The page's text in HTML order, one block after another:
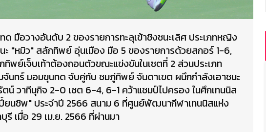
ด มือวางอันดับ 2 ของรายการทะลุเข้าชิงชนะเลิศ ประเภทหญิง
ะ "หมิว" สลักทิพย์ อุ่นเมือง มือ 5 ของรายการด้วยสกอร์ 1-6,
พย์เจ็บเท้าต้องถอนตัวขณะแข่งขันในเซตที่ 2 ส่วนประเภท
นทร์ มอมขุนทด จับคู่กับ ชมภู่ทิพย์ จันดาเขต ผนึกกำลังเอาชนะ
น์ วาทีนุกิจ 2-0 เซต 6-4, 6-1 คว้าแชมป์ไปครอง ในศึกเทนนิส
ยนชิพ" ประจำปี 2566 สนาม 6 ที่ศูนย์พัฒนากีฬาเทนนิสแห่ง
รี เมื่อ 29 เม.ย. 2566 ที่ผ่านมา